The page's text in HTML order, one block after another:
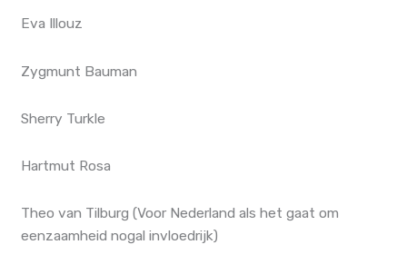
Eva Illouz
Zygmunt Bauman
Sherry Turkle
Hartmut Rosa
Theo van Tilburg (Voor Nederland als het gaat om
eenzaamheid nogal invloedrijk)